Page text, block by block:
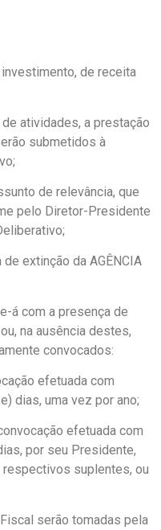
de receita
atividades, a prestação
submetidos à
de relevância, que
pelo Diretor-Presidente
extinção da AGÊNCIA
á com a presença de
na ausência destes,
convocados:
efetuada com
dias, uma vez por ano;
efetuada com
por seu Presidente,
suplentes, ou
serão tomadas pela